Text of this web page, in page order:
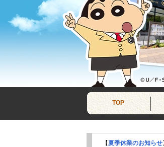
TOP
【夏季休業のお知らせ